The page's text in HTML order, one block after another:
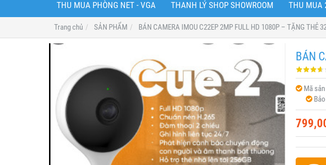
THU MUA PHÒNG NET - VGA THANH LÝ SHOP SHOWROOM THU MUA
Trang chủ SẢN PHẨM BÁN CAMERA IMOU C22EP 2MP FULL HD 1080P – TẶNG THẺ
BÁN
Mã